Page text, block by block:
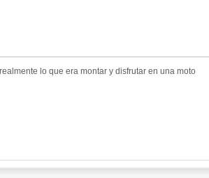
lo que era montar y disfrutar en una moto